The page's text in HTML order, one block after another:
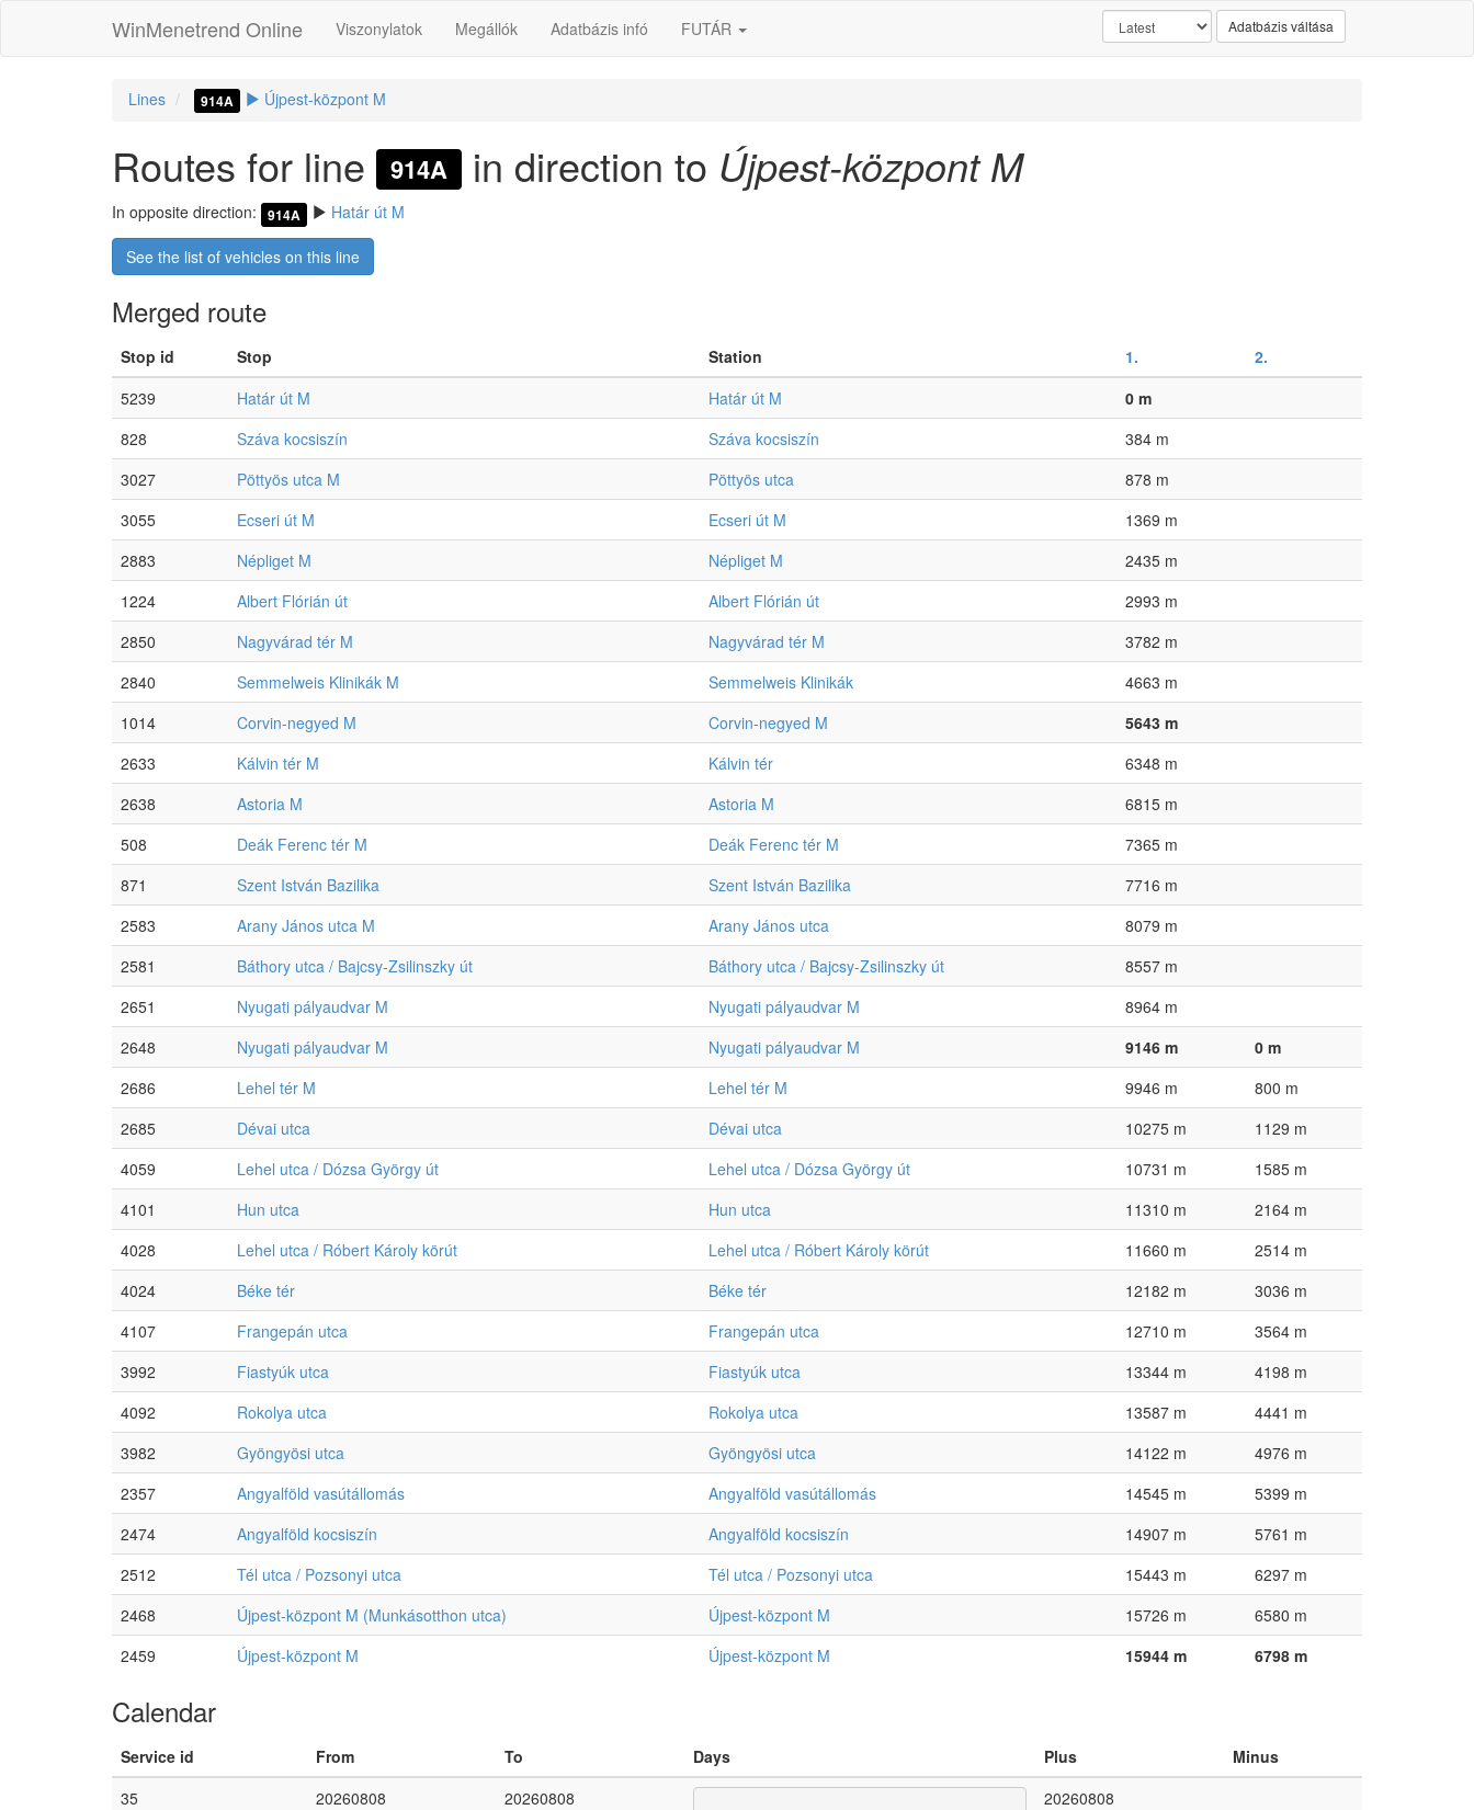
WinMenetrend Online Viszonylatok Megállók Adatbázis infó FUTÁR Adatbázis váltása
Lines 914A Újpest-központ M
Routes for line 914A in direction to Újpest-központ M
In opposite direction: 914A Határ út M
See the list of vehicles on this line
Merged route
Stop id Stop Station 1.
2.
5239
Határ út M Határ út M
0 m
828
Száva kocsiszín Száva kocsiszín
384 m
3027
Pöttyös utca M Pöttyös utca
878 m
3055
Ecseri út M Ecseri út M
1369 m
2883
Népliget M Népliget M
2435 m
1224
Albert Flórián út Albert Flórián út
2993 m
2850
Nagyvárad tér M Nagyvárad tér M
3782 m
2840
Semmelweis Klinikák M Semmelweis Klinikák
4663 m
1014
Corvin-negyed M Corvin-negyed M
5643 m
2633
Kálvin tér M Kálvin tér
6348 m
2638
Astoria M Astoria M
6815 m
508
Deák Ferenc tér M Deák Ferenc tér M
7365 m
871
Szent István Bazilika Szent István Bazilika
7716 m
2583
Arany János utca M Arany János utca
8079 m
2581
Báthory utca / Bajcsy-Zsilinszky út Báthory utca / Bajcsy-Zsilinszky út
8557 m
2651
Nyugati pályaudvar M Nyugati pályaudvar M
8964 m
2648
Nyugati pályaudvar M Nyugati pályaudvar M 9146 m
0 m
2686
Lehel tér M Lehel tér M 9946 m
800 m
2685
Dévai utca Dévai utca 10275 m
1129 m
4059
Lehel utca / Dózsa György út Lehel utca / Dózsa György út 10731 m
1585 m
4101
Hun utca Hun utca 11310 m
2164 m
4028
Lehel utca / Róbert Károly körút Lehel utca / Róbert Károly körút 11660 m
2514 m
4024
Béke tér Béke tér 12182 m
3036 m
4107
Frangepán utca Frangepán utca 12710 m
3564 m
3992
Fiastyúk utca Fiastyúk utca 13344 m
4198 m
4092
Rokolya utca Rokolya utca 13587 m
4441 m
3982
Gyöngyösi utca Gyöngyösi utca 14122 m
4976 m
2357
Angyalföld vasútállomás Angyalföld vasútállomás 14545 m
5399 m
2474
Angyalföld kocsiszín Angyalföld kocsiszín 14907 m
5761 m
2512
Tél utca / Pozsonyi utca Tél utca / Pozsonyi utca 15443 m
6297 m
2468
Újpest-központ M (Munkásotthon utca) Újpest-központ M 15726 m
6580 m
2459
Újpest-központ M Újpest-központ M 15944 m 6798 m
Calendar
Service id From To Days Plus
Minus
35
20260808 20260808 20260808